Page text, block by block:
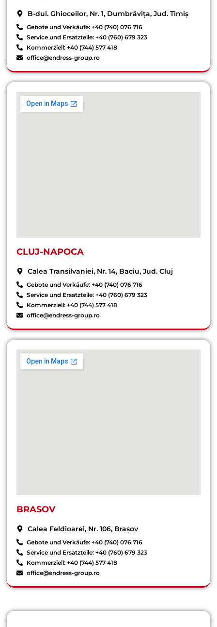
B-dul. Ghioceilor, Nr. 1, Dumbrăvița, Jud. Timiș
Gebote und Verkäufe: +40 (740) 076 716
Service und Ersatzteile: +40 (760) 679 323
Kommerziell: +40 (744) 577 418
office@endress-group.ro
CLUJ-NAPOCA
Calea Transilvaniei, Nr. 14, Baciu, Jud. Cluj
Gebote und Verkäufe: +40 (740) 076 716
Service und Ersatzteile: +40 (760) 679 323
Kommerziell: +40 (744) 577 418
office@endress-group.ro
BRASOV
Calea Feldioarei, Nr. 106, Brașov
Gebote und Verkäufe: +40 (740) 076 716
Service und Ersatzteile: +40 (760) 679 323
Kommerziell: +40 (744) 577 418
office@endress-group.ro